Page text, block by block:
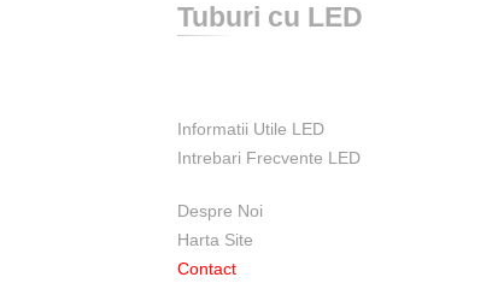
Tuburi cu LED
Informatii Utile LED
Intrebari Frecvente LED
Despre Noi
Harta Site
Contact